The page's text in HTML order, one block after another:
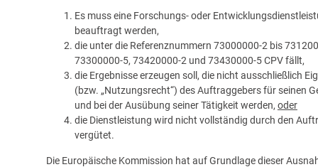
Es muss eine Forschungs- oder
beauftragt werden,
die unter die Referenznummern 73000000-2 bis
73300000-5, 73420000-2 und 73430000-5 CPV fällt,
die Ergebnisse erzeugen soll, die nicht ausschließlich
(bzw. „Nutzungsrecht“) des Auftraggebers für seinen
und bei der Ausübung seiner Tätigkeit werden, oder
die Dienstleistung wird nicht vollständig durch den
vergütet.
Die Europäische Kommission hat auf Grundlage dieser